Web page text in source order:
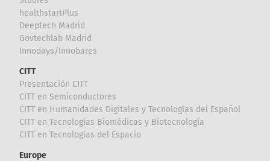
healthstartPlus
Deeptech Madrid
Govtechlab Madrid
Innodays/Innobares
CITT
Presentación CITT
CITT en Semiconductores
CITT en Humanidades Digitales y Tecnologías del Español
CITT en Tecnologías Biomédicas y Biotecnología
CITT en Tecnologías del Espacio
Europe